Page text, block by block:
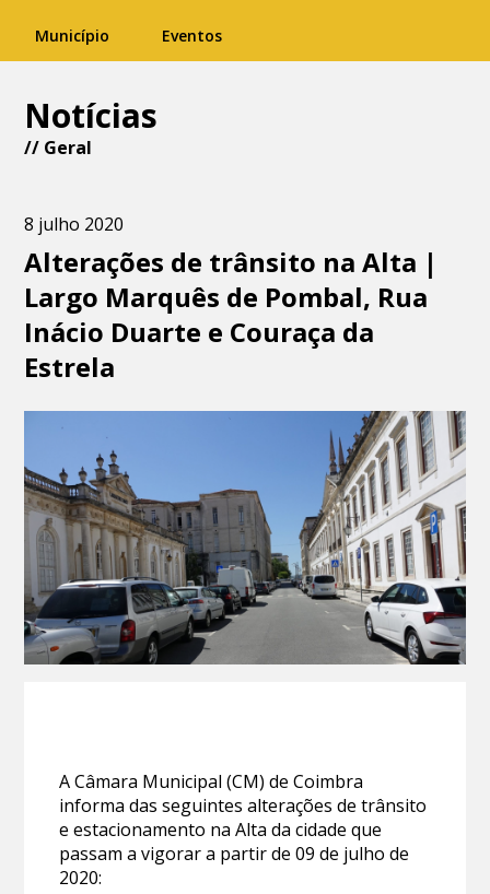
Município Eventos
Notícias
// Geral
8 julho 2020
Alterações de trânsito na Alta |
Largo Marquês de Pombal, Rua
Inácio Duarte e Couraça da
Estrela
A Câmara Municipal (CM) de Coimbra
informa das seguintes alterações de trânsito
e estacionamento na Alta da cidade que
passam a vigorar a partir de 09 de julho de
2020: